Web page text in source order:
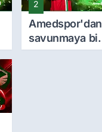
2
Amedspor'dan
savunmaya bir
takviye daha: